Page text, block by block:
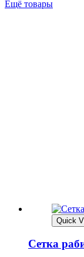
Ещё товары
Quick
Сетка